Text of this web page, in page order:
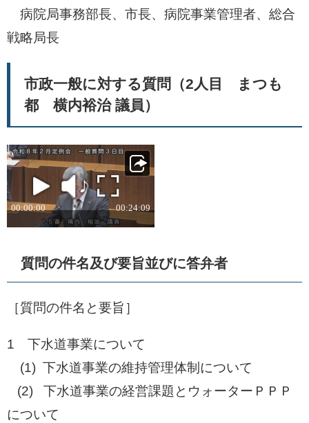
病院局事務部長、市長、病院事業管理者、総合
戦略局長
市政一般に対する質問（2人目 まつも
都 横内裕治 議員）
質問の件名及び要旨並びに答弁者
［質問の件名と要旨］
1 下水道事業について
(1) 下水道事業の維持管理体制について
(2) 下水道事業の経営課題とウォーターＰＰＰ
について